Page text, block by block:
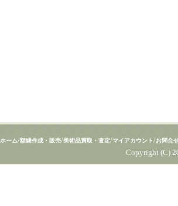
ホーム/額縁作成・販売/美術品買取・査定/マイアカウント/お問合
Copyright (C)